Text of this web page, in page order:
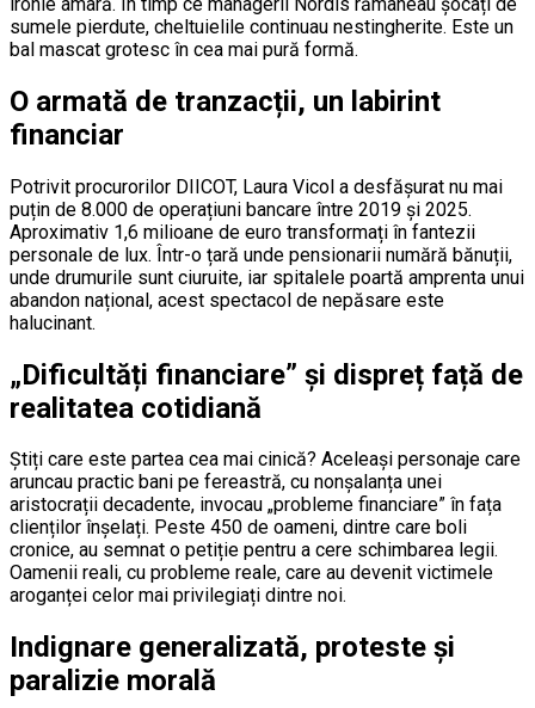
sumele pierdute, cheltuielile continuau nestingherite. Este un
bal mascat grotesc în cea mai pură formă.
O armată de tranzacții, un labirint
financiar
Potrivit procurorilor DIICOT, Laura Vicol a desfășurat nu mai
puțin de 8.000 de operațiuni bancare între 2019 și 2025.
Aproximativ 1,6 milioane de euro transformați în fantezii
personale de lux. Într-o țară unde pensionarii numără bănuții,
unde drumurile sunt ciuruite, iar spitalele poartă amprenta unui
abandon național, acest spectacol de nepăsare este
halucinant.
„Dificultăți financiare” și dispreț față de
realitatea cotidiană
Știți care este partea cea mai cinică? Aceleași personaje care
aruncau practic bani pe fereastră, cu nonșalanța unei
aristocrații decadente, invocau „probleme financiare” în fața
clienților înșelați. Peste 450 de oameni, dintre care boli
cronice, au semnat o petiție pentru a cere schimbarea legii.
Oamenii reali, cu probleme reale, care au devenit victimele
aroganței celor mai privilegiați dintre noi.
Indignare generalizată, proteste și
paralizie morală